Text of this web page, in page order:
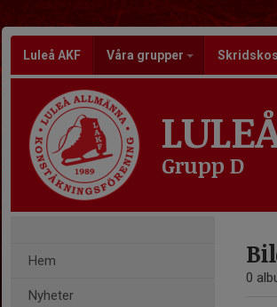
Luleå AKF Våra grupper
Grupp D
Hem
Nyheter
0